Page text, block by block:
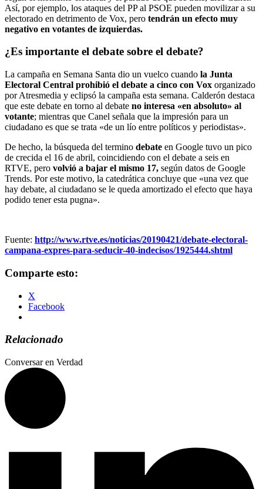
Así, por ejemplo, los ataques del PP al PSOE pueden movilizar a su
electorado en detrimento de Vox, pero tendrán un efecto muy
negativo en votantes de izquierdas.
¿Es importante el debate sobre el debate?
La campaña en Semana Santa dio un vuelco cuando la Junta
Electoral Central prohibió el debate a cinco con Vox organizado
por Atresmedia y eclipsó la campaña esta semana. Calderón destaca
que este debate en torno al debate no interesa «en absoluto» al
votante; mientras que Canel señala que la impresión para un
ciudadano es que se trata «de un lío entre políticos y periodistas».
De hecho, la búsqueda del termino debate en Google tuvo un pico
de crecida el 16 de abril, coincidiendo con el debate a seis en
RTVE, pero volvió a bajar el mismo 17, según datos de Google
Trends. Por este motivo, la catedrática concluye que «una vez que
hay debate, al ciudadano se le queda amortizado el efecto que haya
podido tener esta pugna».
Fuente: http://www.rtve.es/noticias/20190421/debate-electoral-
campana-expres-para-seducir-40-indecisos/1925444.shtml
Comparte esto:
X
Facebook
Relacionado
Conversar en Verdad